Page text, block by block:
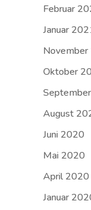
Februar
Januar
Oktober
August
Juni 2020
Mai 2020
April 2020
Januar